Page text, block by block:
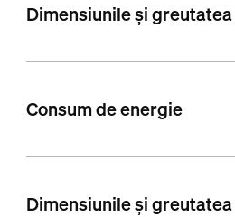
Dimensiunile și
Consum de energie
Dimensiunile și